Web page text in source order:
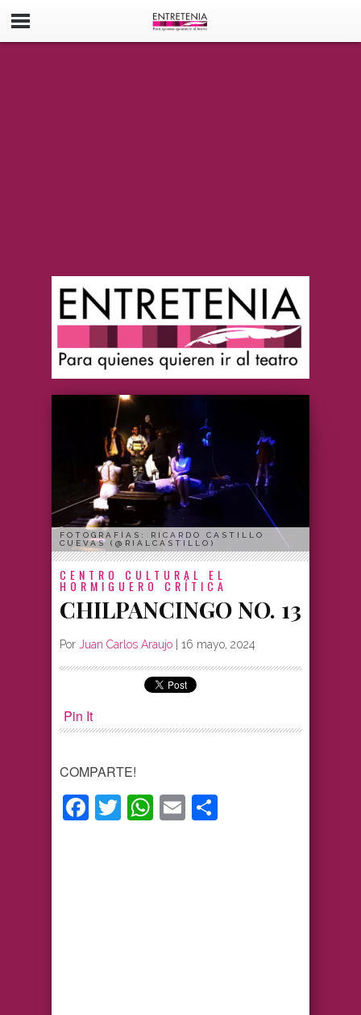
FOTOGRAFÍAS: RICARDO CASTILLO
CUEVAS (@RIALCASTILLO)
CENTRO CULTURAL EL
HORMIGUERO CRÍTICA
CHILPANCINGO NO. 13
Por Juan Carlos Araujo | 16 mayo, 2024
Pin It
COMPARTE!
Facebook
TwitterWhatsApp
Email